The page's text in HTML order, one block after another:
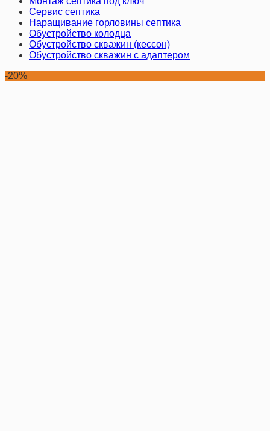
Сервис септика
Наращивание горловины септика
Обустройство колодца
Обустройство скважин (кессон)
Обустройство скважин с адаптером
-20%